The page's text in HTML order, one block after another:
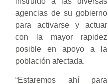
agencias de su gobierno
para activarse y actuar
con la mayor rapidez
posible en apoyo a la
población afectada.
“Estaremos ahí para